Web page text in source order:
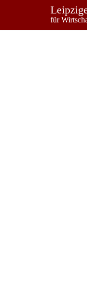
für